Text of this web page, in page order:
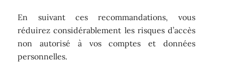
En suivant ces recommandations, vous
réduirez considérablement les risques d’accès
non autorisé à vos comptes et données
personnelles.